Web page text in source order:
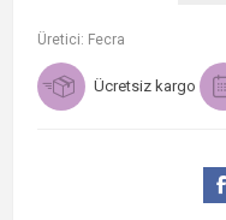
Üretici: Fecra
Ücretsiz kargo